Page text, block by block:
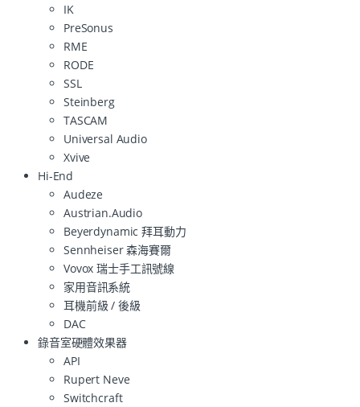
IK
PreSonus
RME
RODE
SSL
Steinberg
TASCAM
Universal Audio
Xvive
Hi-End
Audeze
Austrian.Audio
Beyerdynamic 拜耳動力
Sennheiser 森海賽爾
Vovox 瑞士手工訊號線
家用音訊系統
耳機前級 / 後級
DAC
錄音室硬體效果器
API
Rupert Neve
Switchcraft